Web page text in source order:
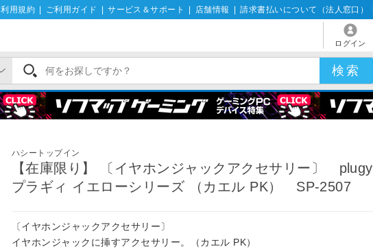
利用規約 ご利用ガイド サービス＆サポート 店舗情報 請求書払いについて（法人窓口）
ログイン
ハシートップイン
【在庫限り】 〔イヤホンジャックアクセサリー〕 plugy
プラギィ イエローシリーズ （カエル PK） SP-2507
〔イヤホンジャックアクセサリー〕
イヤホンジャックに挿すアクセサリー。（カエル PK）